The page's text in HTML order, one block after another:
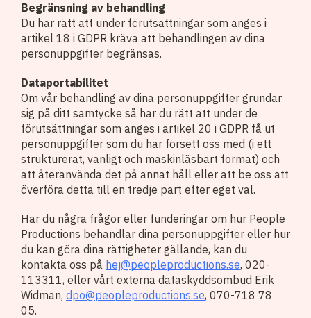
Begränsning av behandling
Du har rätt att under förutsättningar som anges i
artikel 18 i GDPR kräva att behandlingen av dina
personuppgifter begränsas.
Dataportabilitet
Om vår behandling av dina personuppgifter grundar
sig på ditt samtycke så har du rätt att under de
förutsättningar som anges i artikel 20 i GDPR få ut
personuppgifter som du har försett oss med (i ett
strukturerat, vanligt och maskinläsbart format) och
att återanvända det på annat håll eller att be oss att
överföra detta till en tredje part efter eget val.
Har du några frågor eller funderingar om hur People
Productions behandlar dina personuppgifter eller hur
du kan göra dina rättigheter gällande, kan du
kontakta oss på hej@peopleproductions.se, 020-
113311, eller vårt externa dataskyddsombud Erik
Widman, dpo@peopleproductions.se, 070-718 78
05.